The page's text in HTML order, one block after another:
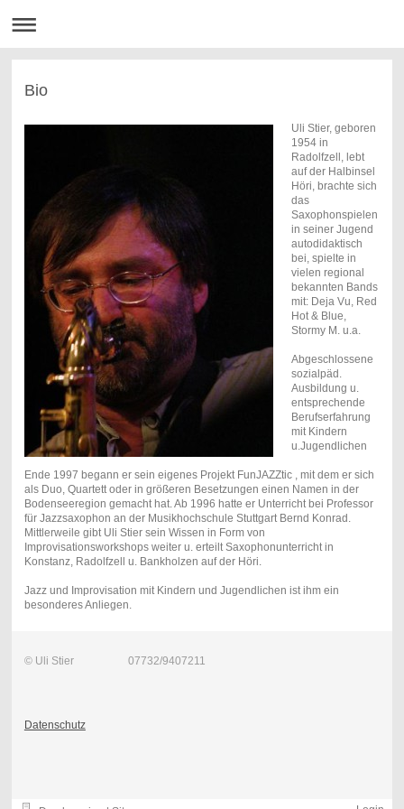
Bio
Uli Stier, geboren
1954 in
Radolfzell, lebt
auf der Halbinsel
Höri, brachte sich
das
Saxophonspielen
in seiner Jugend
autodidaktisch
bei, spielte in
vielen regional
bekannten Bands
mit: Deja Vu, Red
Hot & Blue,
Stormy M. u.a.
Abgeschlossene
sozialpäd.
Ausbildung u.
entsprechende
Berufserfahrung
mit Kindern
u.Jugendlichen
Ende 1997 begann er sein eigenes Projekt FunJAZZtic , mit dem er sich
als Duo, Quartett oder in größeren Besetzungen einen Namen in der
Bodenseeregion gemacht hat. Ab 1996 hatte er Unterricht bei Professor
für Jazzsaxophon an der Musikhochschule Stuttgart Bernd Konrad.
Mittlerweile gibt Uli Stier sein Wissen in Form von
Improvisationsworkshops weiter u. erteilt Saxophonunterricht in
Konstanz, Radolfzell u. Bankholzen auf der Höri.
Jazz und Improvisation mit Kindern und Jugendlichen ist ihm ein
besonderes Anliegen.
© Uli Stier 07732/9407211
Datenschutz